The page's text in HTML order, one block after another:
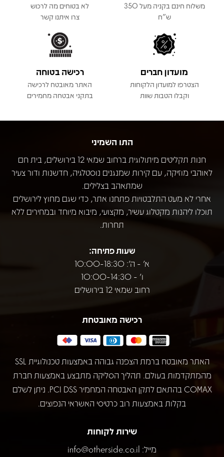
משלוח חינם בקניה מעל 350
ש"ח
לא בטוחים מה לרכוש
צרו איתנו קשר
מועדון חברים
הצטרפו למועדון הלקוחות
וקבלו הטבות שוות
רכישה בטוחה
האתר מאובטח לרכישה
בתקני אבטחה מחמירים
התו השמיני
חנות תקליטים מיתולוגית ברחוב שמאי 12 בירושלים, בית חם
לאוהבי מוזיקה, עם קירות שמנגנים נוסטלגיה, חדשנות ודור צעיר
שמתאהב בצלילים.
אחרי לא מעט התלבטויות פתחנו אתר, כדי שגם מחוץ לירושלים
תוכלו ליהנות מקטלוג עשיר, מקצועי, מיבוא מיוחד ובמחירים ללא
תחרות.
שעות פתיחה:
א' - ה': 10:00-18:30
ו' - 10:00-14:30
רחוב שמאי 12 בירושלים
רכישה מאובטחת
האתר מאובטח ברמת הצפנה גבוהה באמצעות טכנולוגיית SSL
מהמתקדמות בעולם. תהליך הסליקה מתבצע באמצעות חברת
COMAX בהתאם לתקן האבטחה המחמיר PCI DSS. ניתן לשלם
בקלות באמצעות רוב כרטיסי האשראי הנפוצים.
שירות לקוחות
מייל: info@otherside.co.il